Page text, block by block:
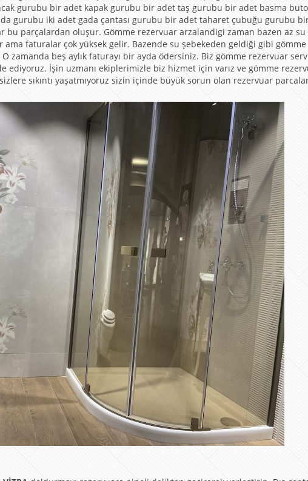
gurubu bir adet kapak gurubu bir adet taş gurubu bir adet basma
gurubu iki adet gada çantası gurubu bir adet taharet çubuğu gurubu
parçalardan oluşur. Gömme rezervuar arzalandigi zaman bazen az su
ama faturalar çok yüksek gelir. Bazende su şebekeden geldiği gibi gömme
zamanda beş aylık faturayı bir ayda ödersiniz. Biz gömme rezervuar
ediyoruz. İşin uzmanı ekiplerimizle biz hizmet için varız ve gömme
sıkıntı yaşatmıyoruz sizin içinde büyük sorun olan rezervuar